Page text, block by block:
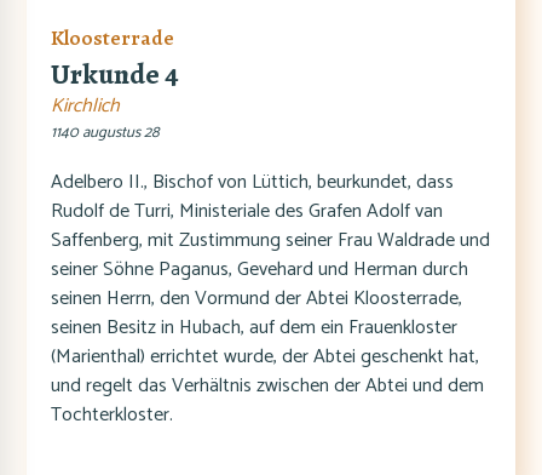
Kloosterrade
Urkunde 4
Kirchlich
1140 augustus 28
Adelbero II., Bischof von Lüttich, beurkundet, dass
Rudolf de Turri, Ministeriale des Grafen Adolf van
Saffenberg, mit Zustimmung seiner Frau Waldrade und
seiner Söhne Paganus, Gevehard und Herman durch
seinen Herrn, den Vormund der Abtei Kloosterrade,
seinen Besitz in Hubach, auf dem ein Frauenkloster
(Marienthal) errichtet wurde, der Abtei geschenkt hat,
und regelt das Verhältnis zwischen der Abtei und dem
Tochterkloster.